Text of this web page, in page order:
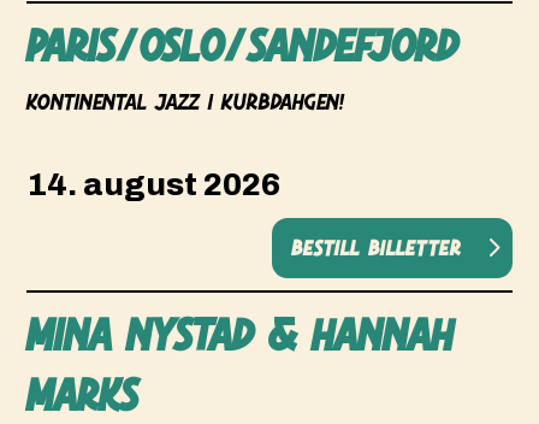
Paris/oslo/sandefjord
Kontinental Jazz i Kurbdahgen!
14. august 2026
Bestill billetter
MINA NYSTAD & HANNAH
MARKS